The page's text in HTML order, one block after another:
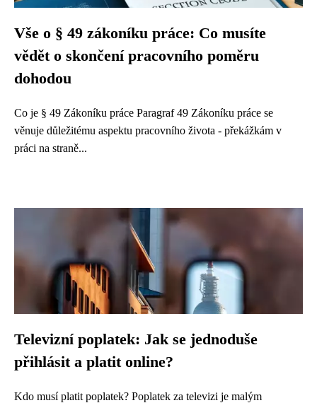
Vše o § 49 zákoníku práce: Co musíte
vědět o skončení pracovního poměru
dohodou
Co je § 49 Zákoníku práce Paragraf 49 Zákoníku práce se
věnuje důležitému aspektu pracovního života - překážkám v
práci na straně...
Televizní poplatek: Jak se jednoduše
přihlásit a platit online?
Kdo musí platit poplatek? Poplatek za televizi je malým